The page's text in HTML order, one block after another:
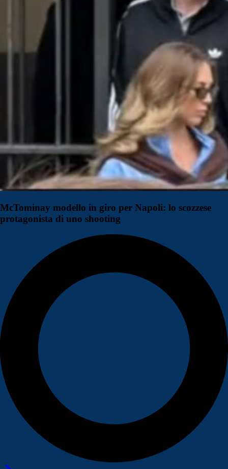
McTominay modello in giro per Napoli: lo scozzese
protagonista di uno shooting